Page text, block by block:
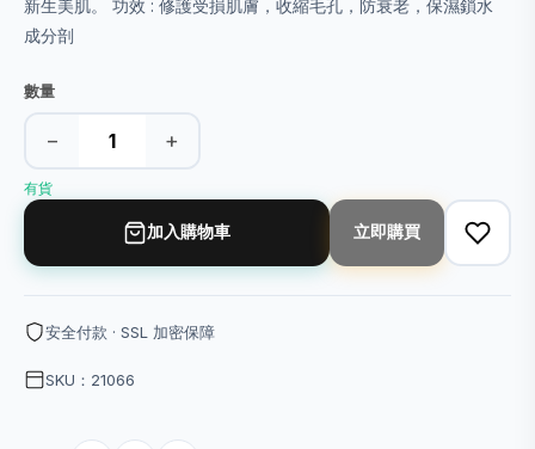
新生美肌。 功效 : 修護受損肌膚，收縮毛孔，防衰老，保濕鎖水
成分剖
數量
− +
有貨
加入購物車 立即購買
安全付款 · SSL 加密保障
SKU：21066